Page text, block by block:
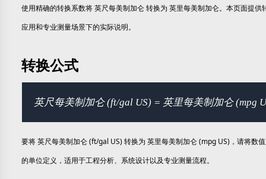
使用精确的转换系数将 英尺每美制加仑 转换为 英里每美制加仑。本页面提
应用和专业测量场景下的实际说明。
转换公式
英尺每美制加仑 (ft/gal US) = 英里每美制加仑 (mpg
要将 英尺每美制加仑 (ft/gal US) 转换为 英里每美制加仑 (mpg US)，请将数
的单位定义，适用于工程分析、系统设计以及专业测量流程。